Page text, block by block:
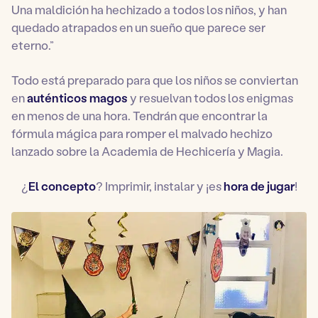
Una maldición ha hechizado a todos los niños, y han
quedado atrapados en un sueño que parece ser
eterno.”
Todo está preparado para que los niños se conviertan
enauténticos magosy resuelvan todos los enigmas
en menos de una hora. Tendrán que encontrar la
fórmula mágica para romper el malvado hechizo
lanzado sobre la Academia de Hechicería y Magia.
¿ El concepto? Imprimir, instalar y ¡eshora de jugar!